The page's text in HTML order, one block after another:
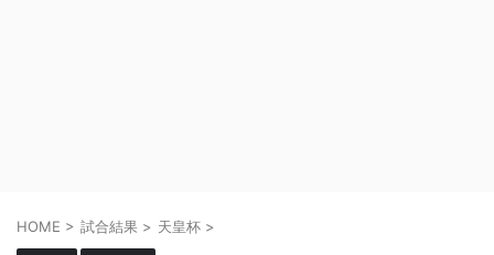
HOME > 試合結果 > 天皇杯 >